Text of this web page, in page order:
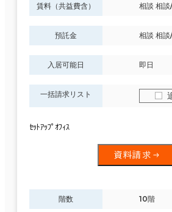
賃料（共益費含） 相談 相談
預託金 相談 相談
入居可能日 即日
一括請求リスト
ｾｯﾄｱｯﾌﾟｵﾌｨｽ
資料請求
階数 10階